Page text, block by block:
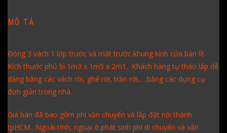
MÔ TẢ
Đóng 3 vách 1 lớp trước và mặt trước khung kính cửa bản lề.
Kích thước phủ bì 1m3 x 1m5 x 2m1. Khách hàng tự tháo lắp dễ
dàng bằng các vách rời, ghế rời, trần rời,….bằng các dụng cụ
đơn giản trong nhà.
Giá bán đã bao gồm phí vận chuyển và lắp đặt nội thành
tpHCM.. Ngoài tỉnh, ngoại ô phát sinh phí di chuyển và vận